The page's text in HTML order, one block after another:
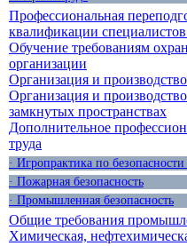
Профессиональная
квалификации
Обучение требованиям
организации
Организация и
Организация и
замкнутых пространствах
Дополнительное
труда
· Игропрактика по
· Пожарная безопасность
· Промышленная безопасность
Общие требования
Химическая,